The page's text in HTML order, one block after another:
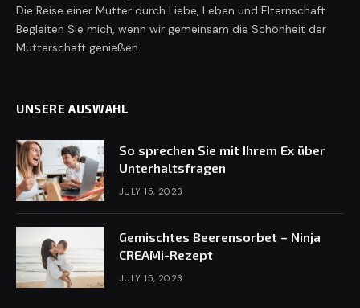
Die Reise einer Mutter durch Liebe, Leben und Elternschaft.
Begleiten Sie mich, wenn wir gemeinsam die Schönheit der
Mutterschaft genießen.
UNSERE AUSWAHL
So sprechen Sie mit Ihrem Ex über
Unterhaltsfragen
JULY 15, 2023
Gemischtes Beerensorbet – Ninja
CREAMi-Rezept
JULY 15, 2023